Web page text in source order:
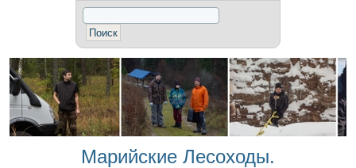
Марийские Лесоходы.